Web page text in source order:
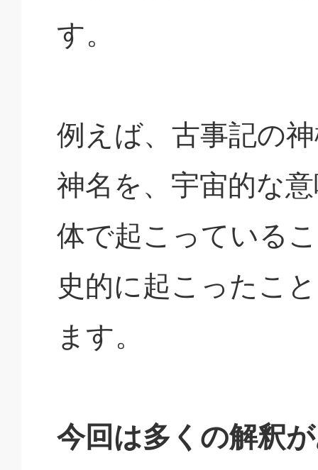
す。
例えば、古事記の
神名を、宇宙的な
体で起こっている
史的に起こったこ
ます。
今回は多くの解釈